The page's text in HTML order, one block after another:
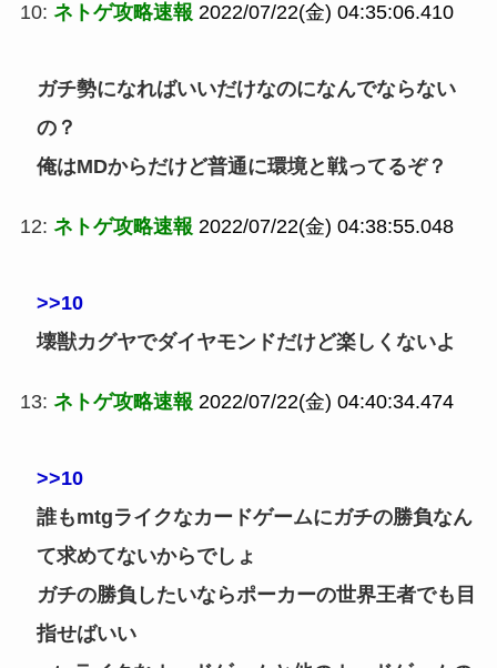
10: ネトゲ攻略速報 2022/07/22(金) 04:35:06.410
ガチ勢になればいいだけなのになんでならない
の？
俺はMDからだけど普通に環境と戦ってるぞ？
12: ネトゲ攻略速報 2022/07/22(金) 04:38:55.048
>>10
壊獣カグヤでダイヤモンドだけど楽しくないよ
13: ネトゲ攻略速報 2022/07/22(金) 04:40:34.474
>>10
誰もmtgライクなカードゲームにガチの勝負なん
て求めてないからでしょ
ガチの勝負したいならポーカーの世界王者でも目
指せばいい